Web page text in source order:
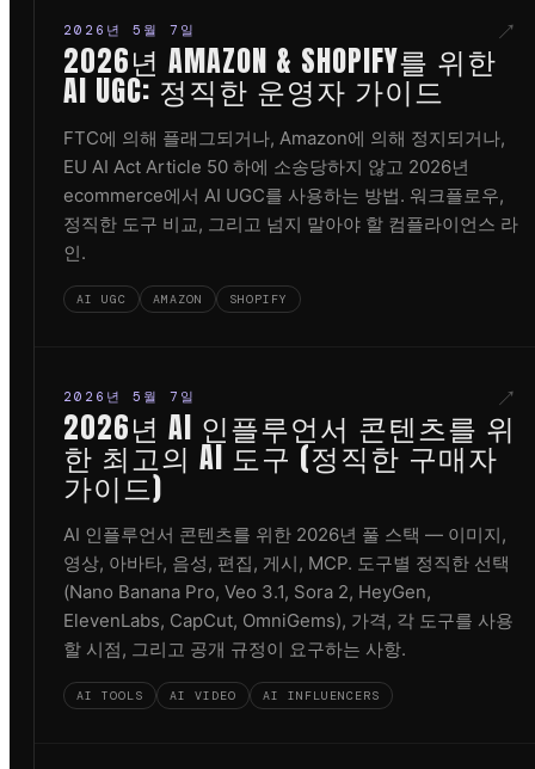
2026년 5월 7일 ↗
2026년 AMAZON & SHOPIFY를 위한
AI UGC: 정직한 운영자 가이드
FTC에 의해 플래그되거나, Amazon에 의해 정지되거나,
EU AI Act Article 50 하에 소송당하지 않고 2026년
ecommerce에서 AI UGC를 사용하는 방법. 워크플로우,
정직한 도구 비교, 그리고 넘지 말아야 할 컴플라이언스 라
인.
AI UGC AMAZON SHOPIFY
2026년 5월 7일 ↗
2026년 AI 인플루언서 콘텐츠를 위
한 최고의 AI 도구 (정직한 구매자
가이드)
AI 인플루언서 콘텐츠를 위한 2026년 풀 스택 — 이미지,
영상, 아바타, 음성, 편집, 게시, MCP. 도구별 정직한 선택
(Nano Banana Pro, Veo 3.1, Sora 2, HeyGen,
ElevenLabs, CapCut, OmniGems), 가격, 각 도구를 사용
할 시점, 그리고 공개 규정이 요구하는 사항.
AI TOOLS AI VIDEO AI INFLUENCERS